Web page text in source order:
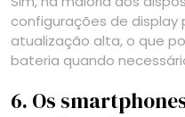
configurações de
atualização alta, o que
bateria quando
6. Os